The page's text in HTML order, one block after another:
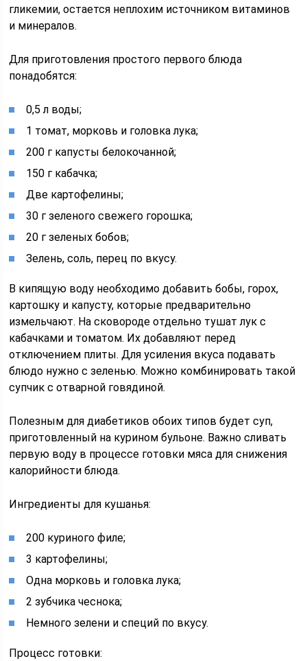
гликемии, остается неплохим источником витаминов
и минералов.
Для приготовления простого первого блюда
понадобятся:
0,5 л воды;
1 томат, морковь и головка лука;
200 г капусты белокочанной;
150 г кабачка;
Две картофелины;
30 г зеленого свежего горошка;
20 г зеленых бобов;
Зелень, соль, перец по вкусу.
В кипящую воду необходимо добавить бобы, горох,
картошку и капусту, которые предварительно
измельчают. На сковороде отдельно тушат лук с
кабачками и томатом. Их добавляют перед
отключением плиты. Для усиления вкуса подавать
блюдо нужно с зеленью. Можно комбинировать такой
супчик с отварной говядиной.
Полезным для диабетиков обоих типов будет суп,
приготовленный на курином бульоне. Важно сливать
первую воду в процессе готовки мяса для снижения
калорийности блюда.
Ингредиенты для кушанья:
200 куриного филе;
3 картофелины;
Одна морковь и головка лука;
2 зубчика чеснока;
Немного зелени и специй по вкусу.
Процесс готовки: